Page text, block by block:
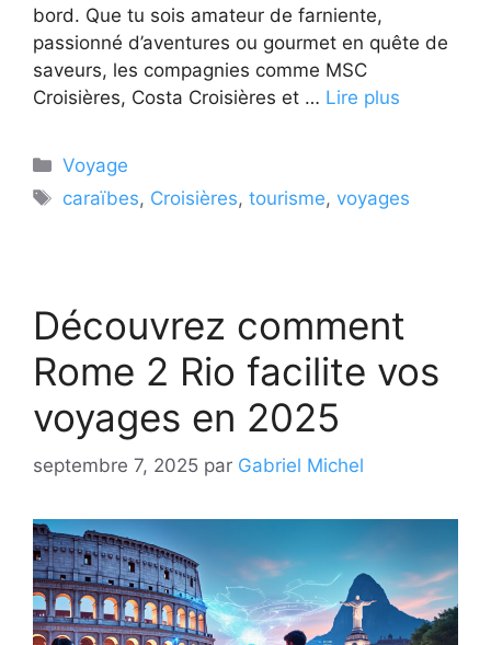
bord. Que tu sois amateur de farniente,
passionné d’aventures ou gourmet en quête de
saveurs, les compagnies comme MSC
Croisières, Costa Croisières et … Lire plus
Catégories
Voyage
Étiquettes
caraïbes, Croisières,tourisme,voyages
Découvrez comment
Rome 2 Rio facilite vos
voyages en 2025
septembre 7, 2025 par Gabriel Michel